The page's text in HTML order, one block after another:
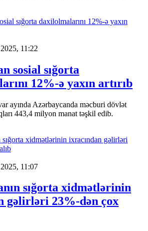
11:22
sosial sığorta
12%-ə yaxın artırıb
ayında Azərbaycanda məcburi dövlət
443,4 milyon manat təşkil edib.
11:07
sığorta xidmətlərinin
gəlirləri 23%-dən çox